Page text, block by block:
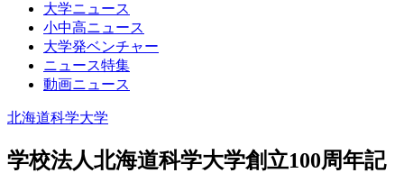
大学ニュース
小中高ニュース
大学発ベンチャー
ニュース特集
動画ニュース
北海道科学大学
学校法人北海道科学大学創立100周年記